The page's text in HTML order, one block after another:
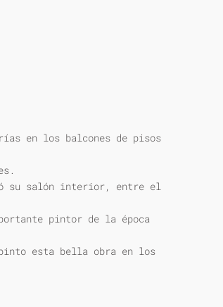
en los balcones de pisos
su salón interior, entre el
pintor de la época
esta bella obra en los